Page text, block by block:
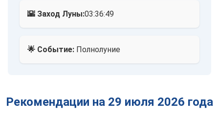
🌇 Заход Луны:03:36:49
🌟 Событие: Полнолуние
Рекомендации на 29 июля 2026 года